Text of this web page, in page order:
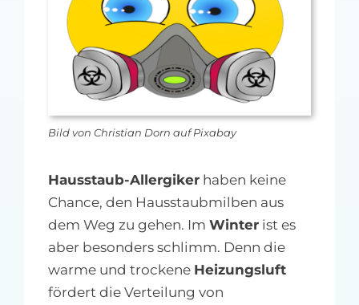
Über uns
Ihre Werbung auf MFA-heute.de
nach:Bild von Christian Dorn auf Pixabay
Hausstaub-Allergikerhaben keine
Chance, den Hausstaubmilben aus
dem Weg zu gehen. Im Winterist es
aber besonders schlimm. Denn die
warme und trockene Heizungsluft
fördert die Verteilung von